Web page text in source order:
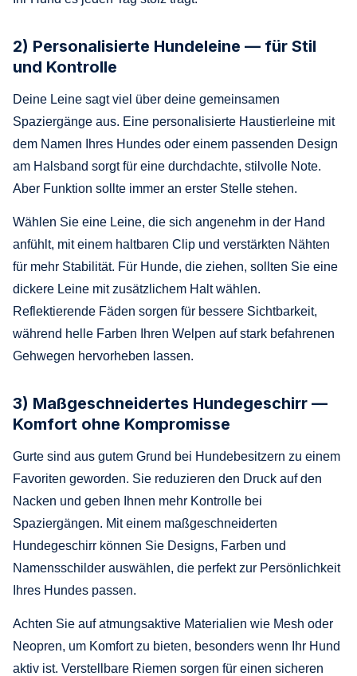
2) Personalisierte Hundeleine — für Stil
und Kontrolle
Deine Leine sagt viel über deine gemeinsamen
Spaziergänge aus. Eine personalisierte Haustierleine mit
dem Namen Ihres Hundes oder einem passenden Design
am Halsband sorgt für eine durchdachte, stilvolle Note.
Aber Funktion sollte immer an erster Stelle stehen.
Wählen Sie eine Leine, die sich angenehm in der Hand
anfühlt, mit einem haltbaren Clip und verstärkten Nähten
für mehr Stabilität. Für Hunde, die ziehen, sollten Sie eine
dickere Leine mit zusätzlichem Halt wählen.
Reflektierende Fäden sorgen für bessere Sichtbarkeit,
während helle Farben Ihren Welpen auf stark befahrenen
Gehwegen hervorheben lassen.
3) Maßgeschneidertes Hundegeschirr —
Komfort ohne Kompromisse
Gurte sind aus gutem Grund bei Hundebesitzern zu einem
Favoriten geworden. Sie reduzieren den Druck auf den
Nacken und geben Ihnen mehr Kontrolle bei
Spaziergängen. Mit einem maßgeschneiderten
Hundegeschirr können Sie Designs, Farben und
Namensschilder auswählen, die perfekt zur Persönlichkeit
Ihres Hundes passen.
Achten Sie auf atmungsaktive Materialien wie Mesh oder
Neopren, um Komfort zu bieten, besonders wenn Ihr Hund
aktiv ist. Verstellbare Riemen sorgen für einen sicheren